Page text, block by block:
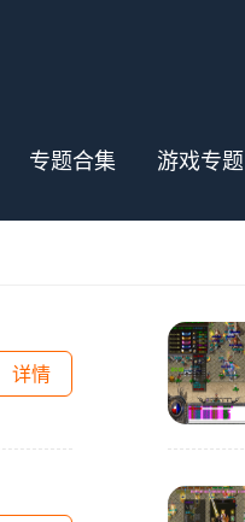
专题合集 游戏专题
详情